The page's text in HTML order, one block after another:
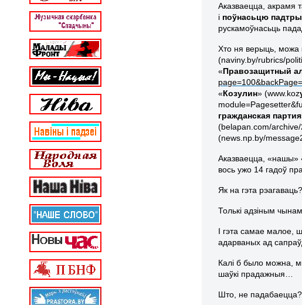
Аказваецца, акрамя
і поўнасьцю
рускамоўнасьць
Хто ня верыць, можа
(naviny.by/rubrics/
«Правозащитный
«Козулин» (www.koz
гражданская партия
(belapan.com/
(news.np.by/
Аказваецца, «нашы»
вось ужо 14 гадоў
Як на гэта рэагаваць?
Толькі адзіным
І гэта самае малое,
адарваных ад
Калі б было можна,
шаўкі прадажныя…
Што, не падабаецца?